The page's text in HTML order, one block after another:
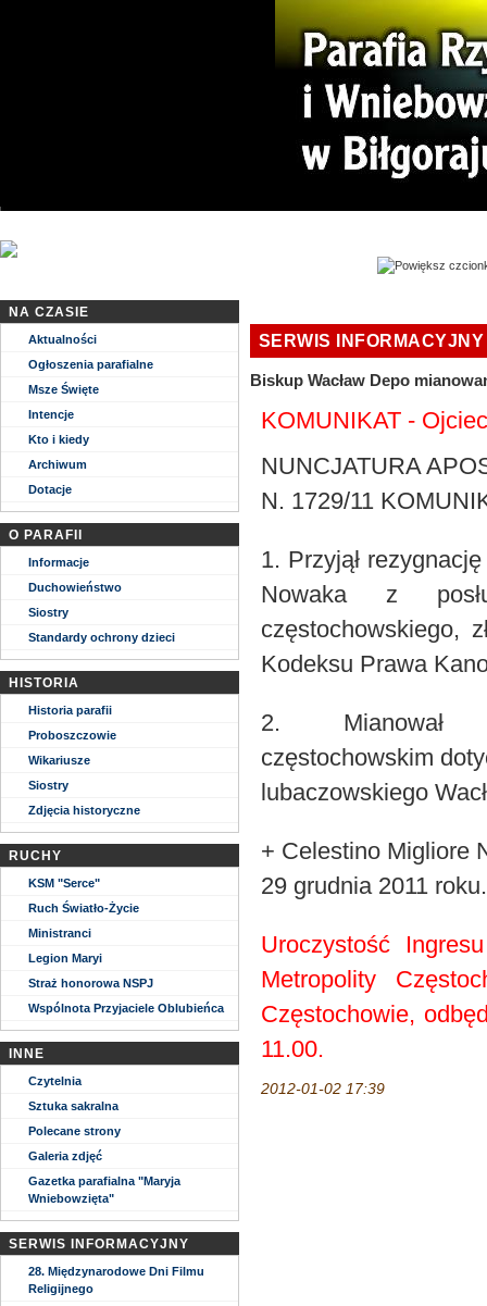
NA CZASIE
Aktualności
Ogłoszenia parafialne
Msze Święte
Intencje
Kto i kiedy
Archiwum
Dotacje
O PARAFII
Informacje
Duchowieństwo
Siostry
Standardy ochrony dzieci
HISTORIA
Historia parafii
Proboszczowie
Wikariusze
Siostry
Zdjęcia historyczne
RUCHY
KSM "Serce"
Ruch Światło-Życie
Ministranci
Legion Maryi
Straż honorowa NSPJ
Wspólnota Przyjaciele Oblubieńca
INNE
Czytelnia
Sztuka sakralna
Polecane strony
Galeria zdjęć
Gazetka parafialna "Maryja
Wniebowzięta"
SERWIS INFORMACYJNY
28. Międzynarodowe Dni Filmu
Religijnego
SERWIS INFORMACYJNY
Biskup Wacław Depo
KOMUNIKAT -
NUNCJATURA
N. 1729/11
1. Przyjął
Nowaka z
częstochowskiego,
Kodeksu Prawa
2. Mianował
częstochowskim
lubaczowskiego
+ Celestino Migliore
29 grudnia 2011 roku.
Uroczystość
Metropolity
Częstochowie,
11.00.
2012-01-02 17:39